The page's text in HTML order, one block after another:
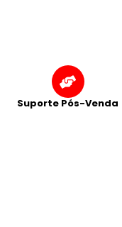
Suporte Pós-Venda